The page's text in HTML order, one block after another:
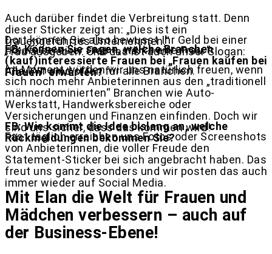
Auch darüber findet die Verbreitung statt. Denn
dieser Sticker zeigt an: „Dies ist ein
frauengeführtes Unternehmen.“
Dort können Sie also bewusst Ihr Geld bei einer
Frau ausgeben. Und das ist auch unser Slogan:
„Kaufe bei einer Frau – stärke eine Frau.“
FB: Können Sie sagen, welche Branchen
(kauf)interessierte Frauen bei „Frauen kaufen bei
Frauen“ erwarten?
Alle. Wir sind offen für alle Branchen.
Im Moment würden wir uns natürlich freuen, wenn
sich noch mehr Anbieterinnen aus den „traditionell
männerdominierten“ Branchen wie Auto-
Werkstatt, Handwerksbereiche oder
Versicherungen und Finanzen einfinden. Doch wir
sind uns sicher, dass das kommen wird!
FB: Wie kommt die Idee bislang an, welche
Rückmeldungen bekommen Sie?
Fast täglich erreichen uns Fotos oder Screenshots
von Anbieterinnen, die voller Freude den
Statement-Sticker bei sich angebracht haben. Das
freut uns ganz besonders und wir posten das auch
immer wieder auf Social Media.
Mit Elan die Welt für Frauen und
Mädchen verbessern – auch auf
der Business-Ebene!